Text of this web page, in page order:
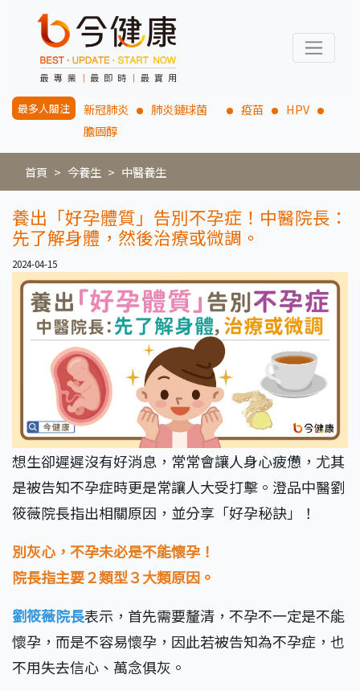
最多人關注 新冠肺炎 肺炎鏈球菌 疫苗
HPV
膽固醇
首頁 今養生 中醫養生
養出「好孕體質」告別不孕症！中醫院長：
先了解身體，然後治療或微調。
2024-04-15
想生卻遲遲沒有好消息，常常會讓人身心疲憊，尤其
是被告知不孕症時更是常讓人大受打擊。澄品中醫劉
筱薇院長指出相關原因，並分享「好孕秘訣」！
別灰心，不孕未必是不能懷孕！
院長指主要２類型３大類原因。
劉筱薇院長表示，首先需要釐清，不孕不一定是不能
懷孕，而是不容易懷孕，因此若被告知為不孕症，也
不用失去信心、萬念俱灰。